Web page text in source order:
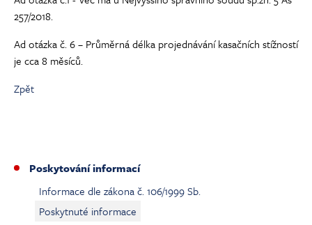
257/2018.
Ad otázka č. 6 – Průměrná délka projednávání kasačních stížností
je cca 8 měsíců.
Zpět
Poskytování informací
Informace dle zákona č. 106/1999 Sb.
Poskytnuté informace